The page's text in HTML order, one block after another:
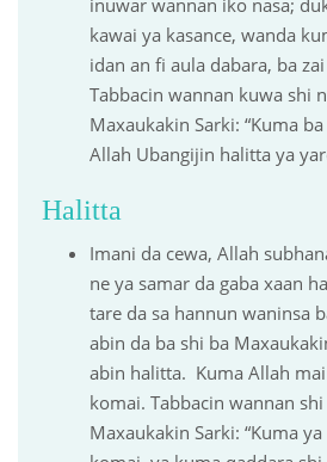
inuwar wannan iko nasa;
kawai ya kasance, wanda
idan an fi aula dabara, ba
Tabbacin wannan kuwa shi
Maxaukakin Sarki: “Kuma
Allah Ubangijin halitta ya
Halitta
Imani da cewa, Allah
ne ya samar da gaba xaan
tare da sa hannun waninsa
abin da ba shi ba
abin halitta. Kuma Allah
komai. Tabbacin wannan
Maxaukakin Sarki: “Kuma